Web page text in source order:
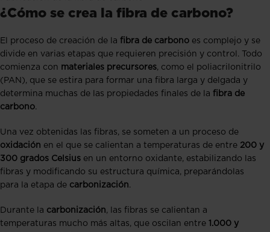
¿Cómo se crea la fibra de carbono?
El proceso de creación de la fibra de carbono es complejo y se
divide en varias etapas que requieren precisión y control. Todo
comienza con materiales precursores, como el poliacrilonitrilo
(PAN), que se estira para formar una fibra larga y delgada y
determina muchas de las propiedades finales de la fibra de
carbono.
Una vez obtenidas las fibras, se someten a un proceso de
oxidación en el que se calientan a temperaturas de entre 200 y
300 grados Celsius en un entorno oxidante, estabilizando las
fibras y modificando su estructura química, preparándolas
para la etapa de carbonización.
Durante la carbonización, las fibras se calientan a
temperaturas mucho más altas, que oscilan entre 1.000 y